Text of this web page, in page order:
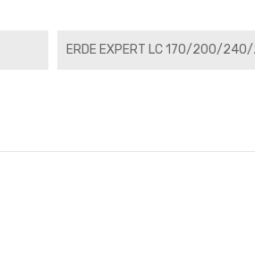
ERDE EXPERT LC 170/200/